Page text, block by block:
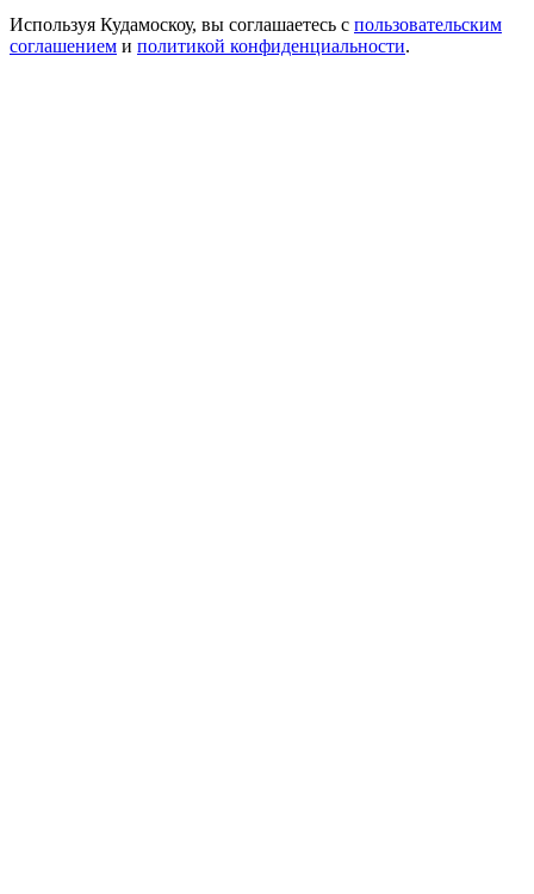
Используя Кудамоскоу, вы соглашаетесь с пользовательским
соглашением и политикой конфиденциальности.